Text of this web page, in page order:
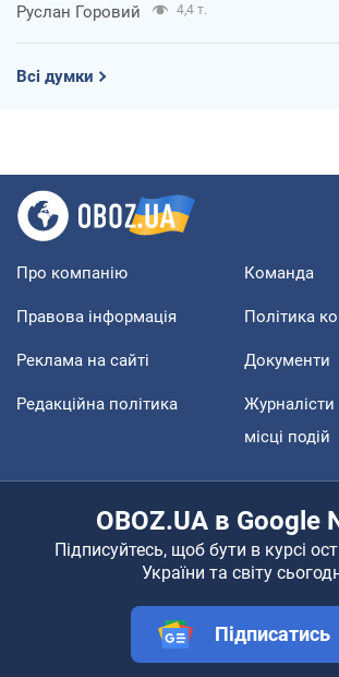
Руслан Горовий 4,4 т.
Всі думки
Про компанію Команда
Правова інформація Політика
Реклама на сайті Документи
Редакційна політика
Журналісти
місці подій
OBOZ.UA в Google
Підписуйтесь, щоб бути в курсі
України та світу
Підписатись